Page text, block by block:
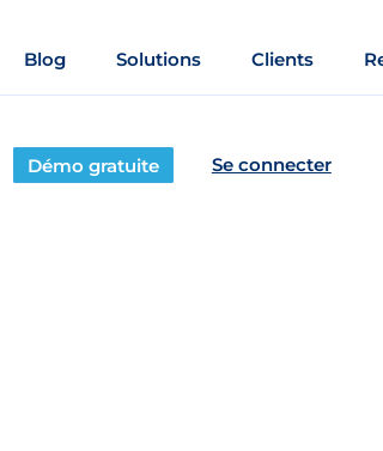
Blog Solutions Clients
Démo gratuite Se connecter